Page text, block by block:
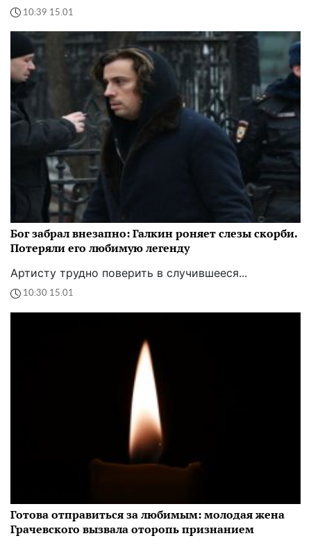
10:39 15.01
Бог забрал внезапно: Галкин роняет слезы скорби.
Потеряли его любимую легенду
Артисту трудно поверить в случившееся...
10:30 15.01
Готова отправиться за любимым: молодая жена
Грачевского вызвала оторопь признанием